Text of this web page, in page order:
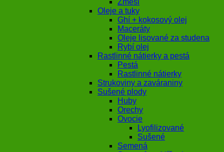
Zmesi
Oleje a tuky
Ghí + kokosový olej
Maceráty
Oleje lisované za studena
Rybí olej
Rastlinné nátierky a pestá
Pestá
Rastlinné nátierky
Strukoviny a zaváraniny
Sušené plody
Huby
Orechy
Ovocie
Lyofilizované
Sušené
Semená